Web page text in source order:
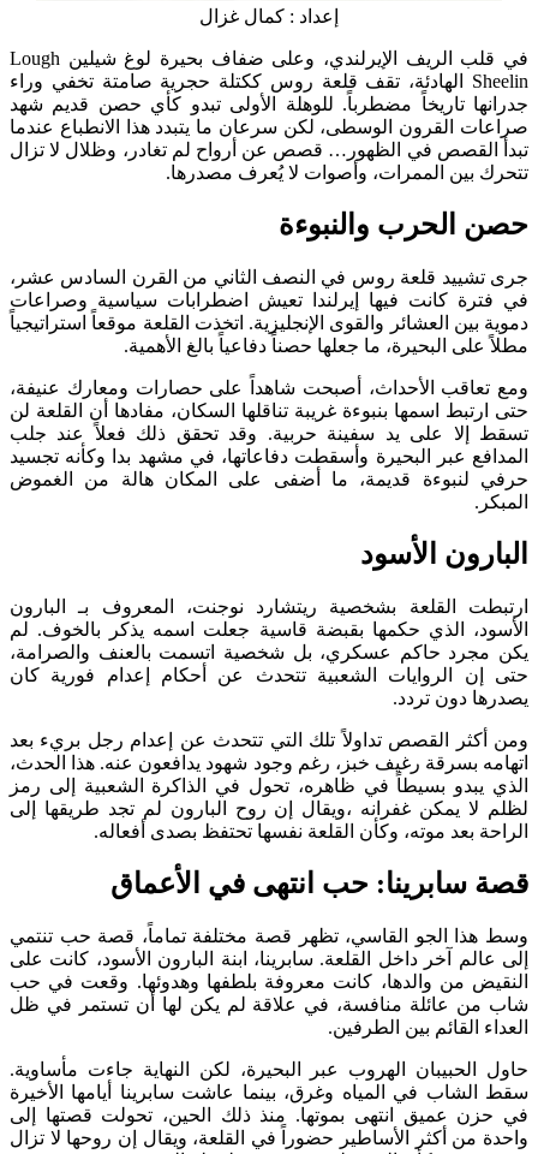
إعداد : كمال غزال
في قلب الريف الإيرلندي، وعلى ضفاف بحيرة لوغ شيلين Lough
Sheelin الهادئة، تقف قلعة روس ككتلة حجرية صامتة تخفي وراء
جدرانها تاريخاً مضطرباً. للوهلة الأولى تبدو كأي حصن قديم شهد
صراعات القرون الوسطى، لكن سرعان ما يتبدد هذا الانطباع عندما
تبدأ القصص في الظهور… قصص عن أرواح لم تغادر، وظلال لا تزال
تتحرك بين الممرات، وأصوات لا يُعرف مصدرها.
حصن الحرب والنبوءة
جرى تشييد قلعة روس في النصف الثاني من القرن السادس عشر،
في فترة كانت فيها إيرلندا تعيش اضطرابات سياسية وصراعات
دموية بين العشائر والقوى الإنجليزية. اتخذت القلعة موقعاً استراتيجياً
مطلاً على البحيرة، ما جعلها حصناً دفاعياً بالغ الأهمية.
ومع تعاقب الأحداث، أصبحت شاهداً على حصارات ومعارك عنيفة،
حتى ارتبط اسمها بنبوءة غريبة تناقلها السكان، مفادها أن القلعة لن
تسقط إلا على يد سفينة حربية. وقد تحقق ذلك فعلاً عند جلب
المدافع عبر البحيرة وأسقطت دفاعاتها، في مشهد بدا وكأنه تجسيد
حرفي لنبوءة قديمة، ما أضفى على المكان هالة من الغموض
المبكر.
البارون الأسود
ارتبطت القلعة بشخصية ريتشارد نوجنت، المعروف بـ البارون
الأسود، الذي حكمها بقبضة قاسية جعلت اسمه يذكر بالخوف. لم
يكن مجرد حاكم عسكري، بل شخصية اتسمت بالعنف والصرامة،
حتى إن الروايات الشعبية تتحدث عن أحكام إعدام فورية كان
يصدرها دون تردد.
ومن أكثر القصص تداولاً تلك التي تتحدث عن إعدام رجل بريء بعد
اتهامه بسرقة رغيف خبز، رغم وجود شهود يدافعون عنه. هذا الحدث،
الذي يبدو بسيطاً في ظاهره، تحول في الذاكرة الشعبية إلى رمز
لظلم لا يمكن غفرانه ،ويقال إن روح البارون لم تجد طريقها إلى
الراحة بعد موته، وكأن القلعة نفسها تحتفظ بصدى أفعاله.
قصة سابرينا: حب انتهى في الأعماق
وسط هذا الجو القاسي، تظهر قصة مختلفة تماماً، قصة حب تنتمي
إلى عالم آخر داخل القلعة. سابرينا، ابنة البارون الأسود، كانت على
النقيض من والدها، كانت معروفة بلطفها وهدوئها. وقعت في حب
شاب من عائلة منافسة، في علاقة لم يكن لها أن تستمر في ظل
العداء القائم بين الطرفين.
حاول الحبيبان الهروب عبر البحيرة، لكن النهاية جاءت مأساوية.
سقط الشاب في المياه وغرق، بينما عاشت سابرينا أيامها الأخيرة
في حزن عميق انتهى بموتها. منذ ذلك الحين، تحولت قصتها إلى
واحدة من أكثر الأساطير حضوراً في القلعة، ويقال إن روحها لا تزال